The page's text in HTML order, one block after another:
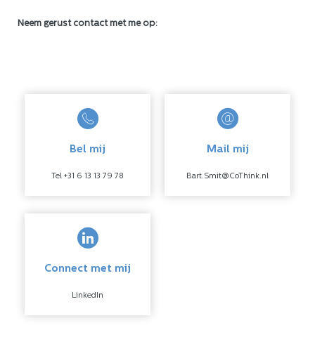
Neem gerust contact met me op:
Bel mij
Tel +31 6 13 13 79 78
Mail mij
Bart.Smit@CoThink.nl
Connect met mij
LinkedIn